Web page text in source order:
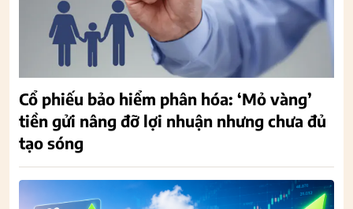
Cổ phiếu bảo hiểm phân hóa: ‘Mỏ vàng’
tiền gửi nâng đỡ lợi nhuận nhưng chưa đủ
tạo sóng